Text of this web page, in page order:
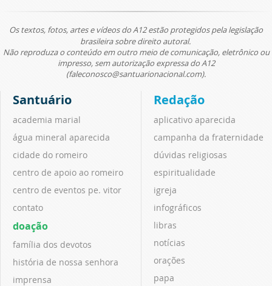
Os textos, fotos, artes e vídeos do A12 estão protegidos pela legislação
brasileira sobre direito autoral.
Não reproduza o conteúdo em outro meio de comunicação, eletrônico ou
impresso, sem autorização expressa do A12
(faleconosco@santuarionacional.com).
Santuário
academia marial
água mineral aparecida
cidade do romeiro
centro de apoio ao romeiro
centro de eventos pe. vitor
contato
doação
família dos devotos
história de nossa senhora
imprensa
Redação
aplicativo aparecida
campanha da fraternidade
dúvidas religiosas
espiritualidade
igreja
infográficos
libras
notícias
orações
papa